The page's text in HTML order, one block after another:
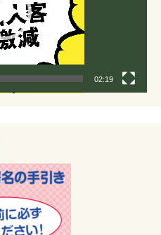
02:19